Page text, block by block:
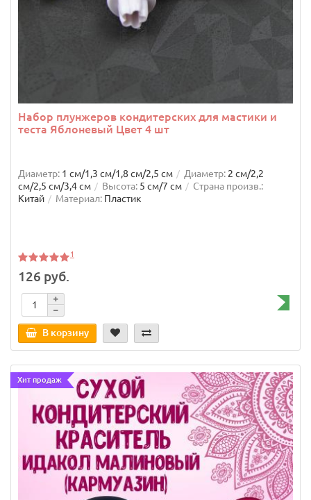
Набор плунжеров кондитерских для мастики и
теста Яблоневый Цвет 4 шт
Диаметр: 1 см/1,3 см/1,8 см/2,5 см Диаметр: 2 см/2,2
см/2,5 см/3,4 см
Высота: 5 см/7 см
Страна произв.:
Китай
Материал: Пластик
1
126 руб.
В корзину
Хит продаж